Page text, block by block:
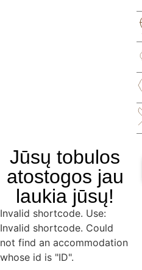
Jūsų tobulos
atostogos jau
laukia jūsų!
Invalid shortcode. Use:
Invalid shortcode. Could
not find an accommodation
whose id is "ID".